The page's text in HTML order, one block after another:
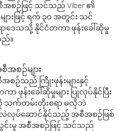
အစဉ်ဖြင့် သင်သည် Viber ၏
ားဖြင့် ရက် ၃၀ အတွင်း သင်
ဒေသသို့ နိုင်ငံတကာ ဖုန်းခေါ်ဆိုမှု
ည်။
အစဉ်များ
စဉ်သည် ကြိုးဖုန်းများနှင့်
ာ ဖုန်းခေါ်ဆိုမှုများ ပြုလုပ်နိုင်ပြီး
က်တမ်းတိုးစရာ မလိုဘဲ
လဲလုပ်ဆောင်နိုင်သည့် အစီအစဉ်ဖြစ်
င်းမှု အစီအစဉ်ဖြင့် သင်သည်